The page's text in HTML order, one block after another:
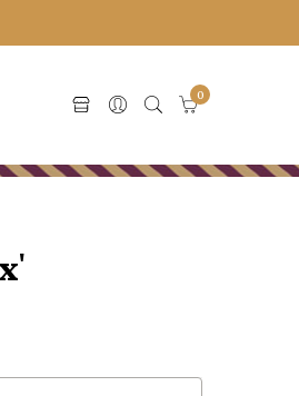
0